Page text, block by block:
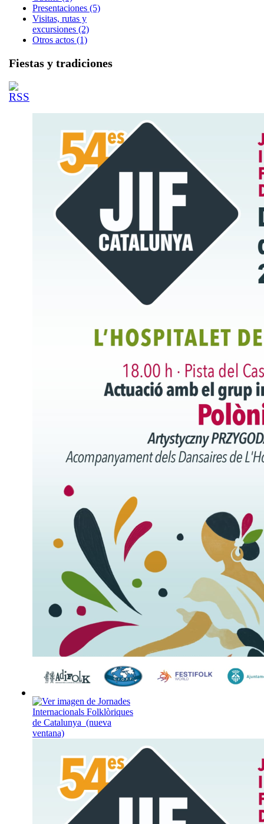
Presentaciones (5)
Visitas, rutas y
excursiones (2)
Otros actos (1)
Fiestas y tradiciones
Miércoles, 9 de septiembre
Jornades Internacionals
Folklòriques de
ADIFOLK